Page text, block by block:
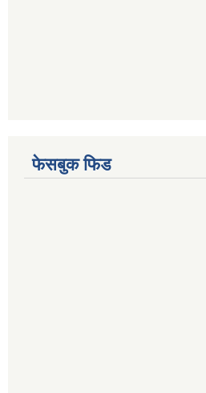
फेसबुक फिड